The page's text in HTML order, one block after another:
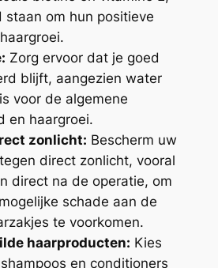
staan om hun positieve
Zorg ervoor dat je goed
blijft, aangezien water
voor de algemene
en haargroei.
zonlicht: Bescherm uw
direct zonlicht, vooral
direct na de operatie, om
schade aan de
te voorkomen.
haarproducten: Kies
en conditioners